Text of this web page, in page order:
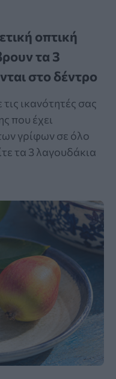
οπτική
τα 3
στο δέντρο
ικανότητές σας
που έχει
γρίφων σε όλο
τα 3 λαγουδάκια